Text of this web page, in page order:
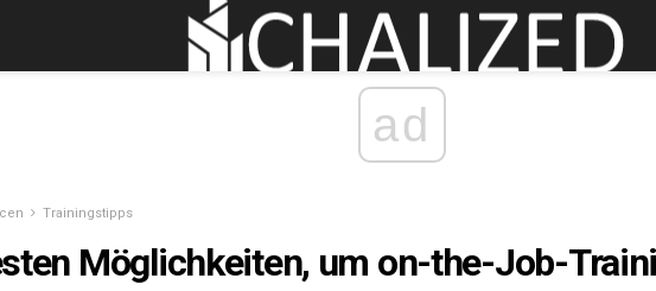
ad
Trainingstipps
Möglichkeiten, um on-the-Job-